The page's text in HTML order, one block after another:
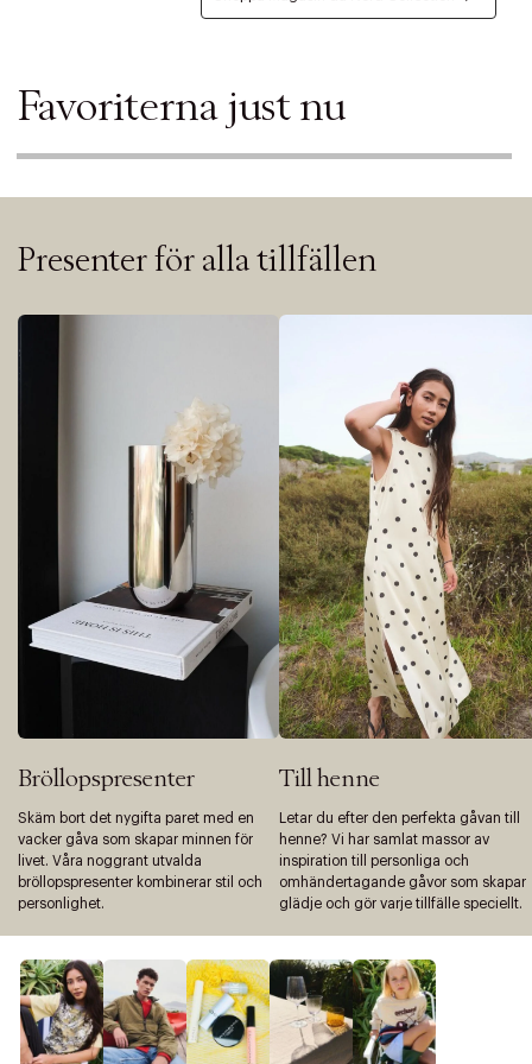
Favoriterna just nu
Presenter för alla tillfällen
Bröllopspresenter
Skäm bort det nygifta paret med en
vacker gåva som skapar minnen för
livet. Våra noggrant utvalda
bröllopspresenter kombinerar stil och
personlighet.
Till henne
Letar du efter den perfekta gåvan till
henne? Vi har samlat massor av
inspiration till personliga och
omhändertagande gåvor som skapar
glädje och gör varje tillfälle speciellt.